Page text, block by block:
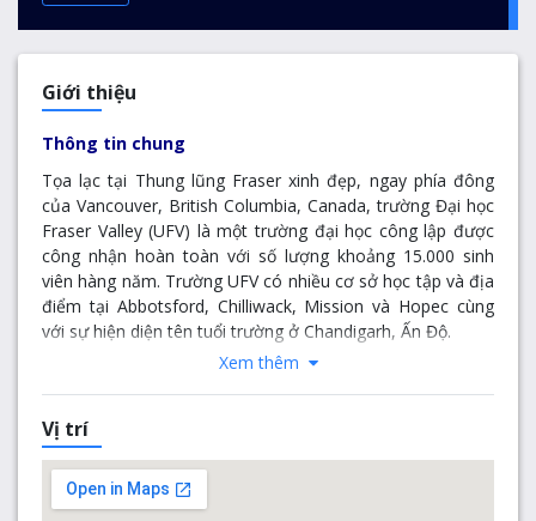
Giới thiệu
Thông tin chung
Tọa lạc tại Thung lũng Fraser xinh đẹp, ngay phía đông
của Vancouver, British Columbia, Canada, trường Đại học
Fraser Valley (UFV) là một trường đại học công lập được
công nhận hoàn toàn với số lượng khoảng 15.000 sinh
viên hàng năm. Trường UFV có nhiều cơ sở học tập và địa
điểm tại Abbotsford, Chilliwack, Mission và Hopec cùng
với sự hiện diện tên tuổi trường ở Chandigarh, Ấn Độ.
Đại học Fraser Valleyđủ lớn khi cung cấp sự đa
dạng và quy mô lớp học nhỏ cho phép sinh viên làm quen
với những huấn luyện viên hướng dẫn và học hỏi trong
môi trường trải nghiệm thực tế. Chúng tôi cung cấp hơn
100 chương trình học, bao gồm chương trình cấp hai bằng
thạc sĩ, 19 chương trình học cấp bằng cử nhân, các
Xem thêm
Vị trí